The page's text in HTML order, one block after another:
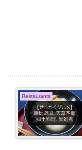
Restaurants